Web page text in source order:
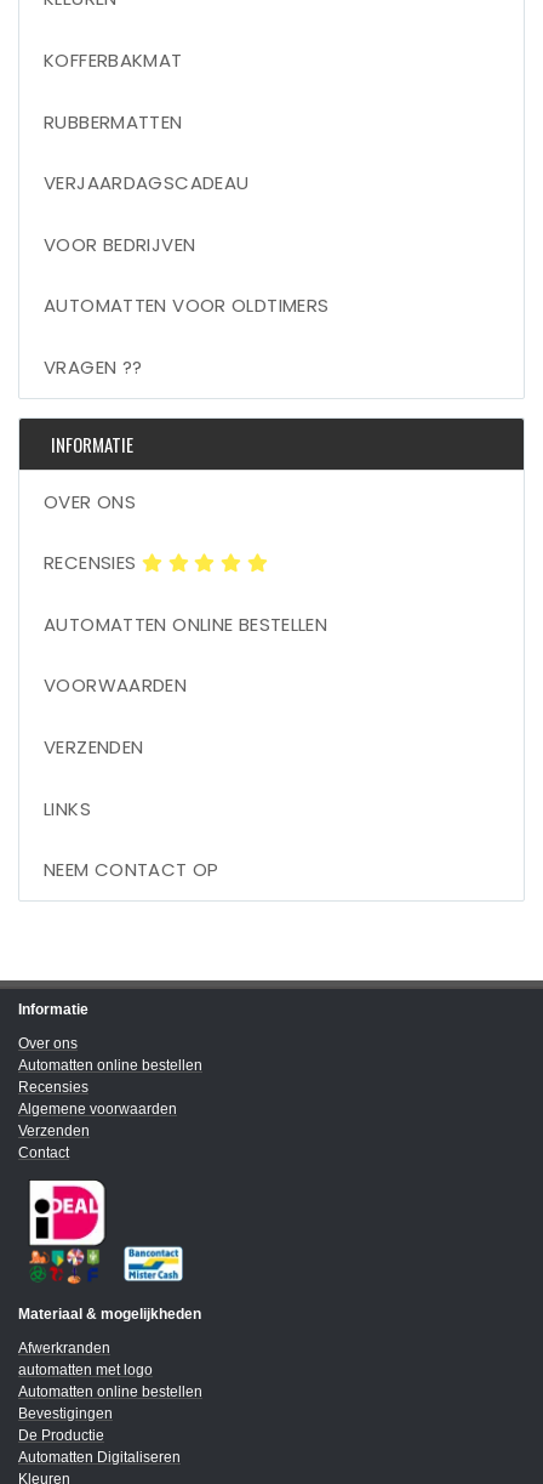
KOFFERBAKMAT
RUBBERMATTEN
VERJAARDAGSCADEAU
VOOR BEDRIJVEN
AUTOMATTEN VOOR OLDTIMERS
VRAGEN ??
INFORMATIE
OVER ONS
RECENSIES
AUTOMATTEN ONLINE BESTELLEN
VOORWAARDEN
VERZENDEN
LINKS
NEEM CONTACT OP
Informatie
Over ons
Automatten online bestellen
Recensies
Algemene voorwaarden
Verzenden
Contact
Materiaal & mogelijkheden
Afwerkranden
automatten met logo
Automatten online bestellen
Bevestigingen
De Productie
Automatten Digitaliseren
Kleuren